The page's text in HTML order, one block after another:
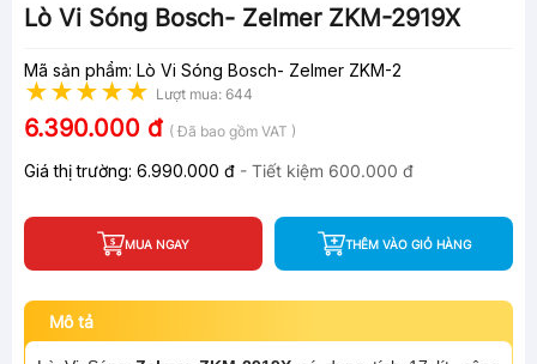
Lò Vi Sóng Bosch- Zelmer ZKM-2919X
Mã sản phẩm: Lò Vi Sóng Bosch- Zelmer ZKM-2
Lượt mua: 644
6.390.000 đ ( Đã bao gồm VAT )
Giá thị trường: 6.990.000 đ - Tiết kiệm 600.000 đ
MUA NGAY THÊM VÀO GIỎ HÀNG
Mô tả